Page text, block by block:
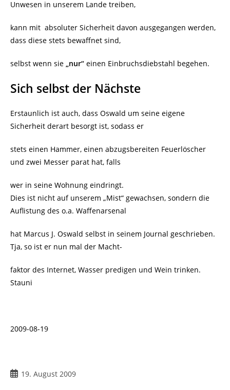
Unwesen in unserem Lande treiben,
kann mit absoluter Sicherheit davon ausgegangen werden,
dass diese stets bewaffnet sind,
selbst wenn sie „nur“ einen Einbruchsdiebstahl begehen.
Sich selbst der Nächste
Erstaunlich ist auch, dass Oswald um seine eigene
Sicherheit derart besorgt ist, sodass er
stets einen Hammer, einen abzugsbereiten Feuerlöscher
und zwei Messer parat hat, falls
wer in seine Wohnung eindringt.
Dies ist nicht auf unserem „Mist“ gewachsen, sondern die
Auflistung des o.a. Waffenarsenal
hat Marcus J. Oswald selbst in seinem Journal geschrieben.
Tja, so ist er nun mal der Macht-
faktor des Internet, Wasser predigen und Wein trinken.
Stauni
2009-08-19
Beitrag19. August 2009